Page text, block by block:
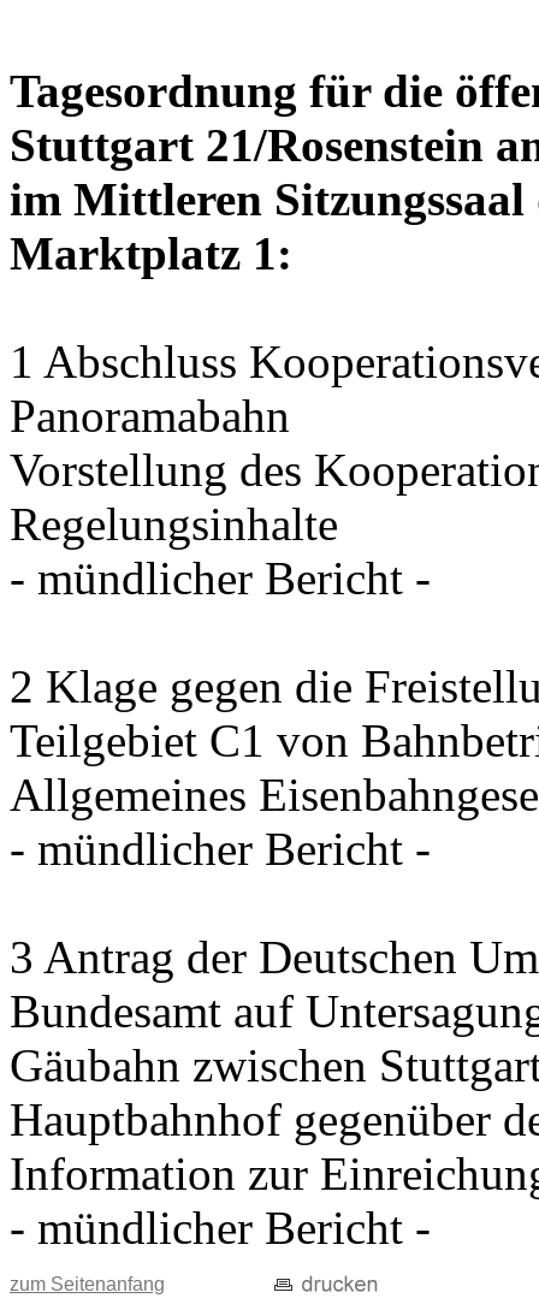
Tagesordnung für die
Stuttgart 21/Rosenstein
im Mittleren Sitzungssaal
Marktplatz 1:
1 Abschluss
Panoramabahn
Vorstellung des
Regelungsinhalte
- mündlicher Bericht -
2 Klage gegen die
Teilgebiet C1 von
Allgemeines
- mündlicher Bericht -
3 Antrag der Deutschen
Bundesamt auf
Gäubahn zwischen
Hauptbahnhof gegenüber
Information zur
- mündlicher Bericht -
zum Seitenanfang